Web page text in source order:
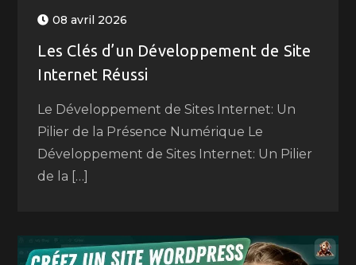
08 avril 2026
Les Clés d’un Développement de Site
Internet Réussi
Le Développement de Sites Internet: Un
Pilier de la Présence Numérique Le
Développement de Sites Internet: Un Pilier
de la […]